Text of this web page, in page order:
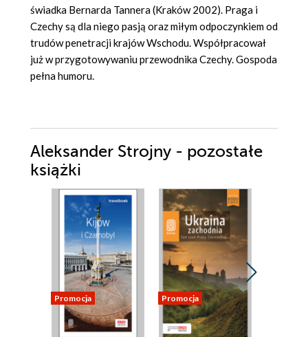
świadka Bernarda Tannera (Kraków 2002). Praga i
Czechy są dla niego pasją oraz miłym odpoczynkiem od
trudów penetracji krajów Wschodu. Współpracował
już w przygotowywaniu przewodnika Czechy. Gospoda
pełna humoru.
Aleksander Strojny - pozostałe
książki
Promocja Promocja